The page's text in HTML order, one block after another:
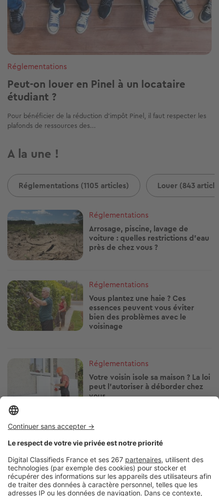
Réglementations
Peut-on louer en Pinel à un locataire
étudiant ?
Pour bénéficier de la réduction d’impôt Pinel, il faut respecter les
plafonds de ressources des...
A la une !
Réglementations (1105 articles) Louer (843
Image
Réglementations
Arrosage, piscine, lavage de
voiture : quelles restrictions d'eau
près de chez vous ?
Image
Réglementations
Vous plantez une haie ? Ces
essences peuvent vous éviter
bien des problèmes avec le
voisinage
Réglementations
Votre voisin isole sa maison ? La loi
peut l'autoriser à déborder chez
vous
Image
Télétravailler depuis votre
location de vacances : ce que vous
avez le droit de faire